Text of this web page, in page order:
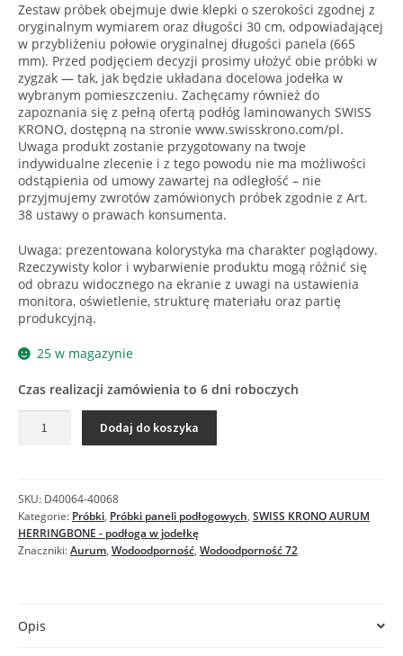
Zestaw próbek obejmuje dwie klepki o szerokości zgodnej z
oryginalnym wymiarem oraz długości 30 cm, odpowiadającej
w przybliżeniu połowie oryginalnej długości panela (665
mm). Przed podjęciem decyzji prosimy ułożyć obie próbki w
zygzak — tak, jak będzie układana docelowa jodełka w
wybranym pomieszczeniu. Zachęcamy również do
zapoznania się z pełną ofertą podłóg laminowanych SWISS
KRONO, dostępną na stronie www.swisskrono.com/pl.
Uwaga produkt zostanie przygotowany na twoje
indywidualne zlecenie i z tego powodu nie ma możliwości
odstąpienia od umowy zawartej na odległość – nie
przyjmujemy zwrotów zamówionych próbek zgodnie z Art.
38 ustawy o prawach konsumenta.
Uwaga: prezentowana kolorystyka ma charakter poglądowy.
Rzeczywisty kolor i wybarwienie produktu mogą różnić się
od obrazu widocznego na ekranie z uwagi na ustawienia
monitora, oświetlenie, strukturę materiału oraz partię
produkcyjną.
25 w magazynie
Czas realizacji zamówienia to 6 dni roboczych
D40414
Próbka
Dodaj do koszyka
SKU: D40064-40068
Kategorie: Próbki, Próbki paneli podłogowych, SWISS KRONO AURUM
HERRINGBONE - podłoga w jodełkę
Znaczniki:Aurum, Wodoodporność, Wodoodporność 72
Opis